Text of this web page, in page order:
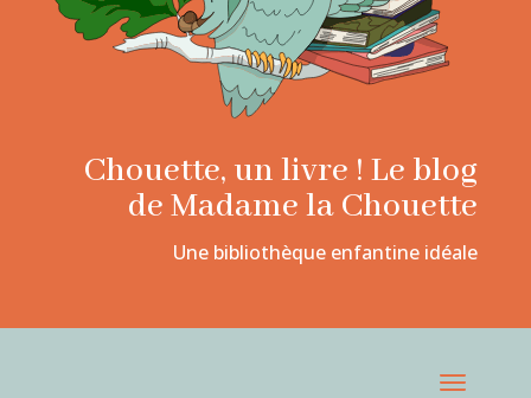
Chouette, un livre ! Le blog
de Madame la Chouette
Une bibliothèque enfantine idéale